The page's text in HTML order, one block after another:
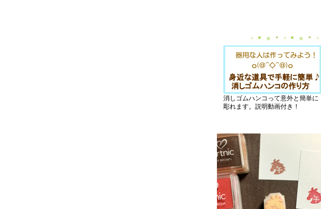
消しゴムハンコって意外と簡単に
彫れます。説明動画付き！